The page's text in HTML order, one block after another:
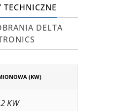
TECHNICZNE
DELTA
(KW)
KW